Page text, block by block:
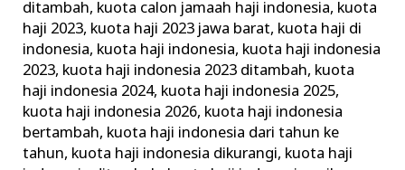
ditambah, kuota calon jamaah haji indonesia, kuota
haji 2023, kuota haji 2023 jawa barat, kuota haji di
indonesia, kuota haji indonesia, kuota haji indonesia
2023, kuota haji indonesia 2023 ditambah, kuota
haji indonesia 2024, kuota haji indonesia 2025,
kuota haji indonesia 2026, kuota haji indonesia
bertambah, kuota haji indonesia dari tahun ke
tahun, kuota haji indonesia dikurangi, kuota haji